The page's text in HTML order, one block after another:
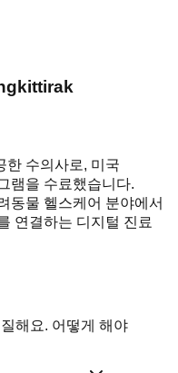
한 수의사로, 미국
램을 수료했습니다.
동물 헬스케어 분야에서
연결하는 디지털 진료
해요. 어떻게 해야